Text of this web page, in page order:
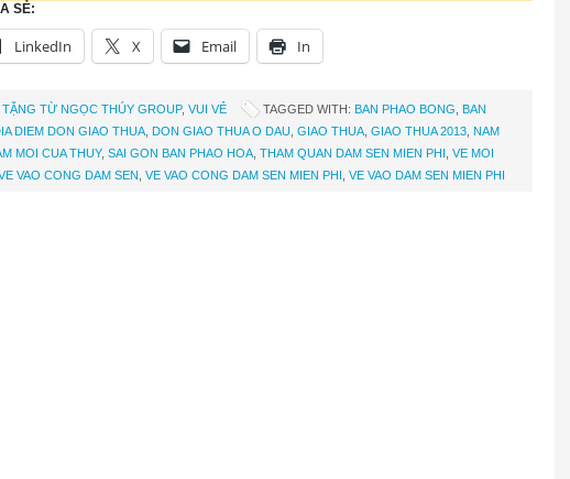
SẺ:
LinkedIn X Email In
TẶNG TỪ NGỌC THÚY GROUP, VUI VẺ TAGGED WITH: BAN PHAO BONG
BAN
DIEM DON GIAO THUA DON GIAO THUA O DAU GIAO THUA GIAO THUA 2013 NAM
MOI CUA THUY, SAI GON BAN PHAO HOA THAM QUAN DAM SEN MIEN PHI VE MOI
VAO CONG DAM SEN VE VAO CONG DAM SEN MIEN PHI VE VAO DAM SEN MIEN PHI